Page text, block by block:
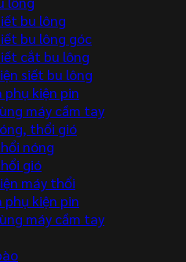
bu lông
bu lông góc
cắt bu lông
siết bu lông
phụ kiện pin
máy cầm tay
thổi gió
nóng
gió
máy thổi
phụ kiện pin
máy cầm tay